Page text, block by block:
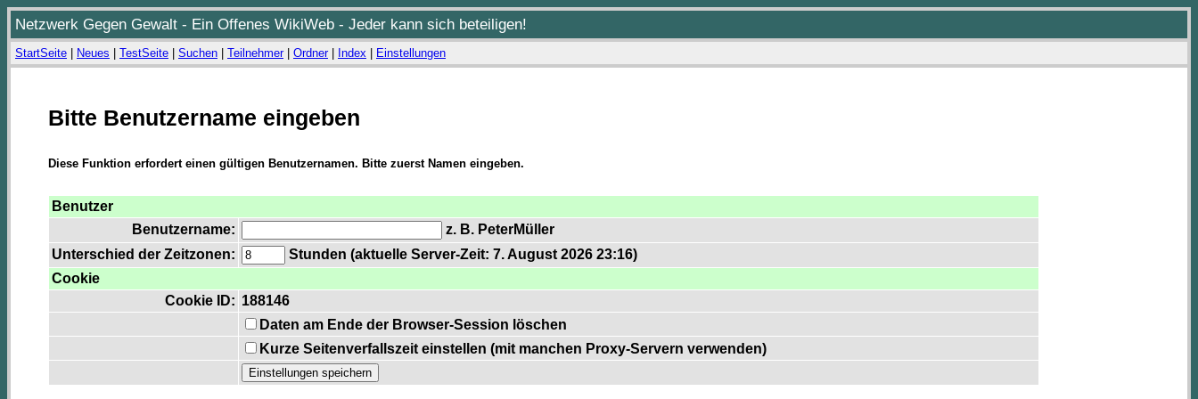
Netzwerk Gegen Gewalt - Ein Offenes WikiWeb - Jeder kann sich beteiligen!
StartSeite Neues TestSeite Suchen Teilnehmer| Ordner| Index Einstellungen
Bitte Benutzername eingeben
Diese Funktion erfordert einen gültigen Benutzernamen. Bitte zuerst Namen eingeben.
Benutzer
Benutzername:
z. B. PeterMüller
Unterschied der Zeitzonen:
Stunden (aktuelle Server-Zeit: 7. August 2026 23:16)
Cookie
Cookie ID: 188146
Daten am Ende der Browser-Session löschen
Kurze Seitenverfallszeit einstellen (mit manchen Proxy-Servern verwenden)